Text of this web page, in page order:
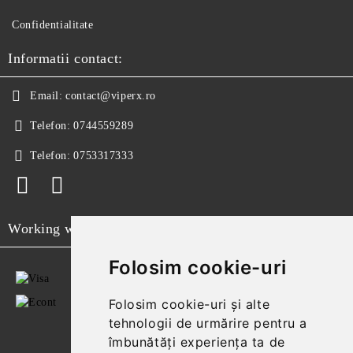
Folosim cookie-uri
Folosim cookie-uri și alte
tehnologii de urmărire pentru a
îmbunătăți experiența ta de
Confidentialitate
Informatii contact:
Email: contact@viperx.ro
Telefon: 0744559289
Telefon: 0753317333
Working with